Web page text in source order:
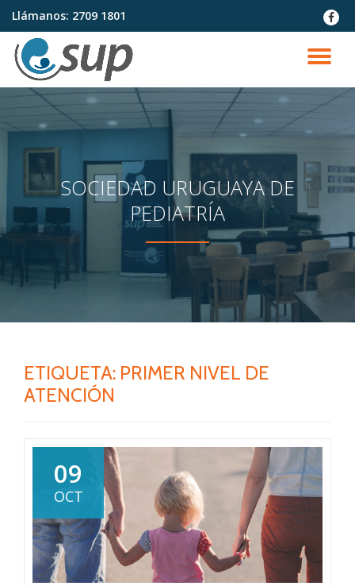
Saltar
contenido
Llámanos: 2709 1801
fa-
SOCIEDAD URUGUAYA DE
PEDIATRÍA
ETIQUETA: PRIMER NIVEL DE
ATENCIÓN
09
OCT